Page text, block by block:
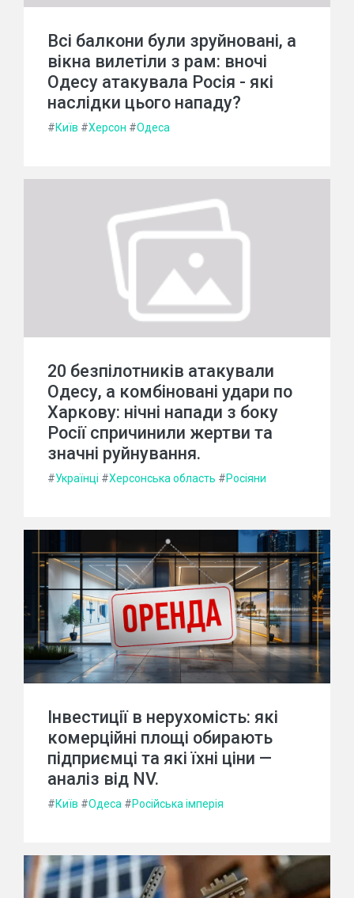
Всі балкони були зруйновані, а
вікна вилетіли з рам: вночі
Одесу атакувала Росія - які
наслідки цього нападу?
#Київ #Херсон #Одеса
20 безпілотників атакували
Одесу, а комбіновані удари по
Харкову: нічні напади з боку
Росії спричинили жертви та
значні руйнування.
#Українці #Херсонська область #Росіяни
Інвестиції в нерухомість: які
комерційні площі обирають
підприємці та які їхні ціни —
аналіз від NV.
#Київ #Одеса #Російська імперія